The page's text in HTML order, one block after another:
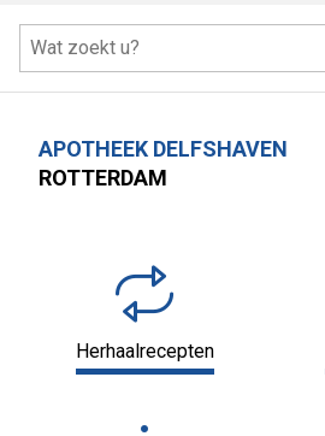
APOTHEEK DELFSHAVEN
ROTTERDAM
Herhaalrecepten